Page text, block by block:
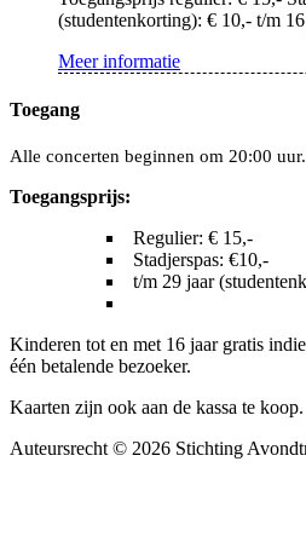
(studentenkorting): € 10,- t/m
Meer informatie
Toegang
Alle concerten beginnen om 20:00 uur.
Toegangsprijs:
Regulier: € 15,-
Stadjerspas: €10,-
t/m 29 jaar
Kinderen tot en met 16 jaar gratis
één betalende bezoeker.
Kaarten zijn ook aan de kassa te koop.
Auteursrecht © 2026 Stichting